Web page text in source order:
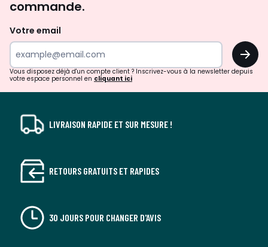
surprises?
commande.
Votre email
OK
Vous disposez déjà d'un compte client ? Inscrivez-vous à la newsletter depuis
votre espace personnel en cliquant ici
LIVRAISON RAPIDE ET SUR MESURE !
RETOURS GRATUITS ET RAPIDES
30 JOURS POUR CHANGER D'AVIS